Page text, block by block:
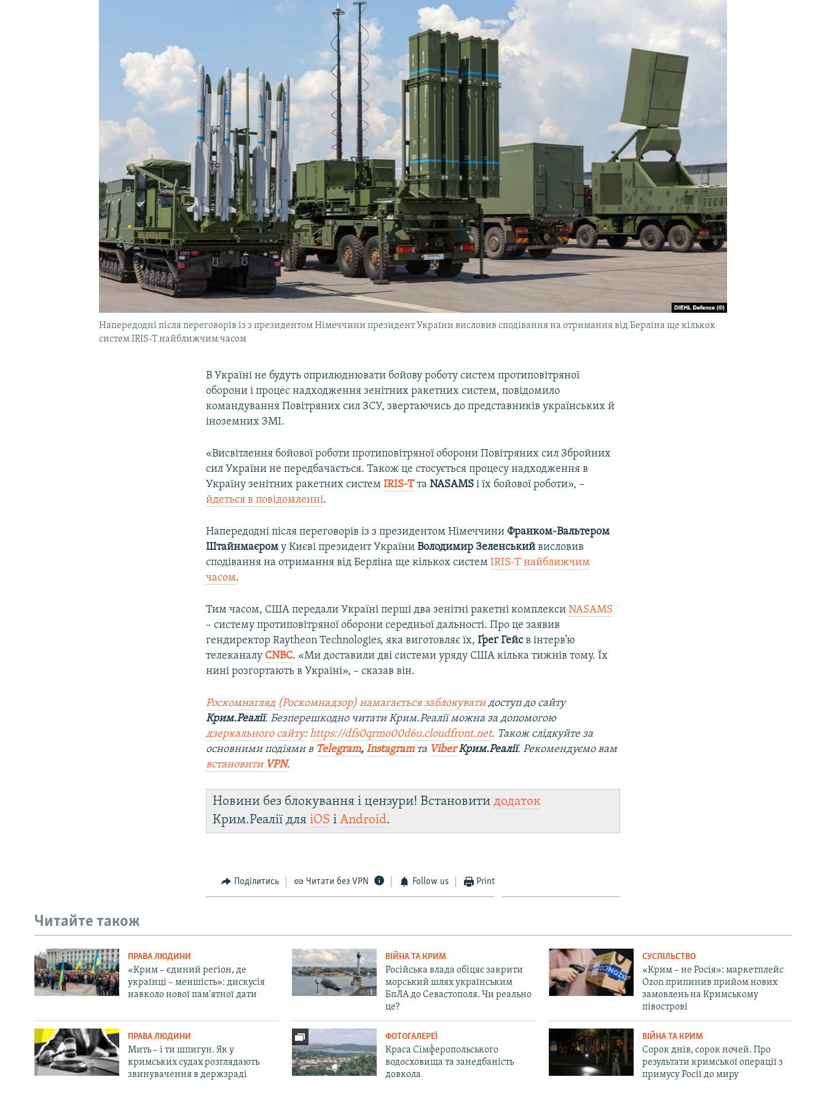
Напередодні після переговорів із з президентом Німеччини президент України висловив сподівання на отримання від Берліна ще кількох
систем IRIS-T найближчим часом
В Україні не будуть оприлюднювати бойову роботу систем протиповітряної
оборони і процес надходження зенітних ракетних систем, повідомило
командування Повітряних сил ЗСУ, звертаючись до представників українських й
іноземних ЗМІ.
«Висвітлення бойової роботи протиповітряної оборони Повітряних сил Збройних
сил України не передбачається. Також це стосується процесу надходження в
Україну зенітних ракетних системIRIS-T та NASAMS і їх бойової роботи», –
йдеться в повідомленні.
Напередодні після переговорів із з президентом НімеччиниФранком-Вальтером
Штайнмаєром у Києві президент УкраїниВолодимир Зеленський висловив
сподівання на отримання від Берліна ще кількох системIRIS-T найближчим
часом.
Тим часом, США передали Україні перші два зенітні ракетні комплексиNASAMS
– систему протиповітряної оборони середньої дальності. Про це заявив
гендиректор Raytheon Technologies, яка виготовляє їх,Ґреґ Гейсв інтерв’ю
телеканалу CNBC. «Ми доставили дві системи уряду США кілька тижнів тому. Їх
нині розгортають в Україні», – сказав він.
Роскомнагляд (Роскомнадзор) намагається заблокуватидоступ до сайту
Крим.Реалії. Безперешкодно читати Крим.Реалії можна за допомогою
дзеркального сайту:https://dfs0qrmo00d6u.cloudfront.net. Також слідкуйте за
основними подіями в Telegram,Instagramта ViberКрим.Реалії. Рекомендуємо вам
встановити VPN.
Новини без блокування і цензури! Встановитидодаток
Крим.Реалії дляiOS іAndroid.
Поділитись Читати без VPN Follow us Print
Читайте також
ПРАВА ЛЮДИНИ
«Крим – єдиний регіон, де
українці – меншість»: дискусія
навколо нової пам'ятної дати
ВІЙНА ТА КРИМ
Російська влада обіцяє закрити
морський шлях українським
БпЛА до Севастополя. Чи реально
це?
СУСПІЛЬСТВО
«Крим – не Росія»: маркетплейс
Ozon припинив прийом нових
замовлень на Кримському
півострові
ПРАВА ЛЮДИНИ
Мить – і ти шпигун. Як у
кримських судах розглядають
звинувачення в держзраді
ФОТОГАЛЕРЕЇ
Краса Сімферопольського
водосховища та занедбаність
довкола
ВІЙНА ТА КРИМ
Сорок днів, сорок ночей. Про
результати кримської операції з
примусу Росії до миру